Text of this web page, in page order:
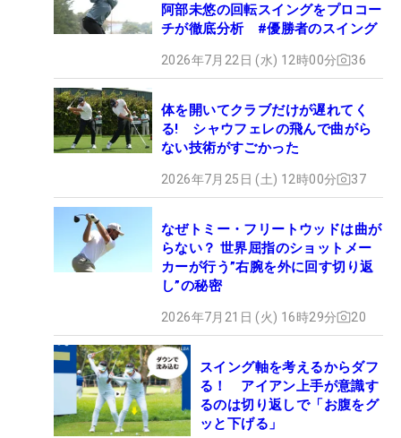
阿部未悠の回転スイングをプロコー
チが徹底分析 #優勝者のスイング
2026年7月22日 (水) 12時00分 36
体を開いてクラブだけが遅れてく
る! シャウフェレの飛んで曲がら
ない技術がすごかった
2026年7月25日 (土) 12時00分 37
なぜトミー・フリートウッドは曲が
らない？ 世界屈指のショットメー
カーが行う”右腕を外に回す切り返
し”の秘密
2026年7月21日 (火) 16時29分 20
スイング軸を考えるからダフ
る！ アイアン上手が意識す
るのは切り返しで「お腹をグ
ッと下げる」